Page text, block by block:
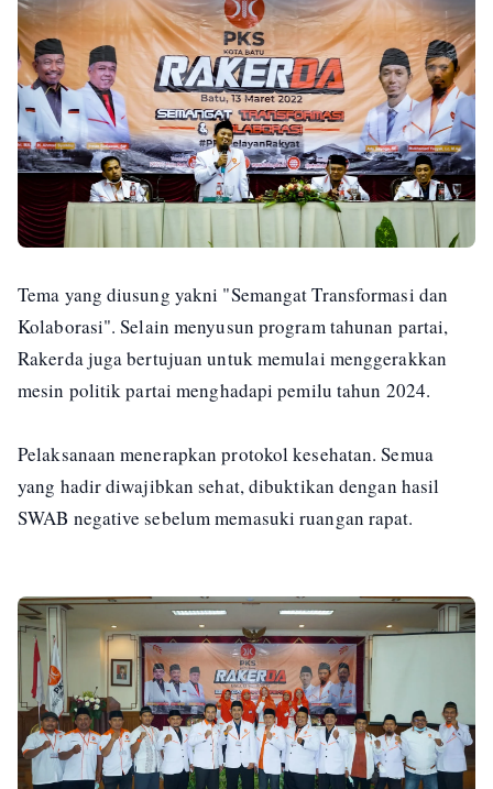
Tema yang diusung yakni "Semangat Transformasi dan
Kolaborasi". Selain menyusun program tahunan partai,
Rakerda juga bertujuan untuk memulai menggerakkan
mesin politik partai menghadapi pemilu tahun 2024.
Pelaksanaan menerapkan protokol kesehatan. Semua
yang hadir diwajibkan sehat, dibuktikan dengan hasil
SWAB negative sebelum memasuki ruangan rapat.